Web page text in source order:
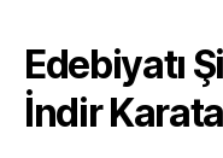
Edebiyatı
İndir